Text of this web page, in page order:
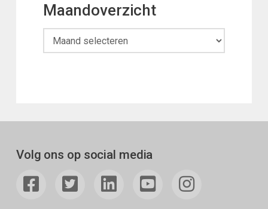
Maandoverzicht
Maandoverzicht
Volg ons op social media